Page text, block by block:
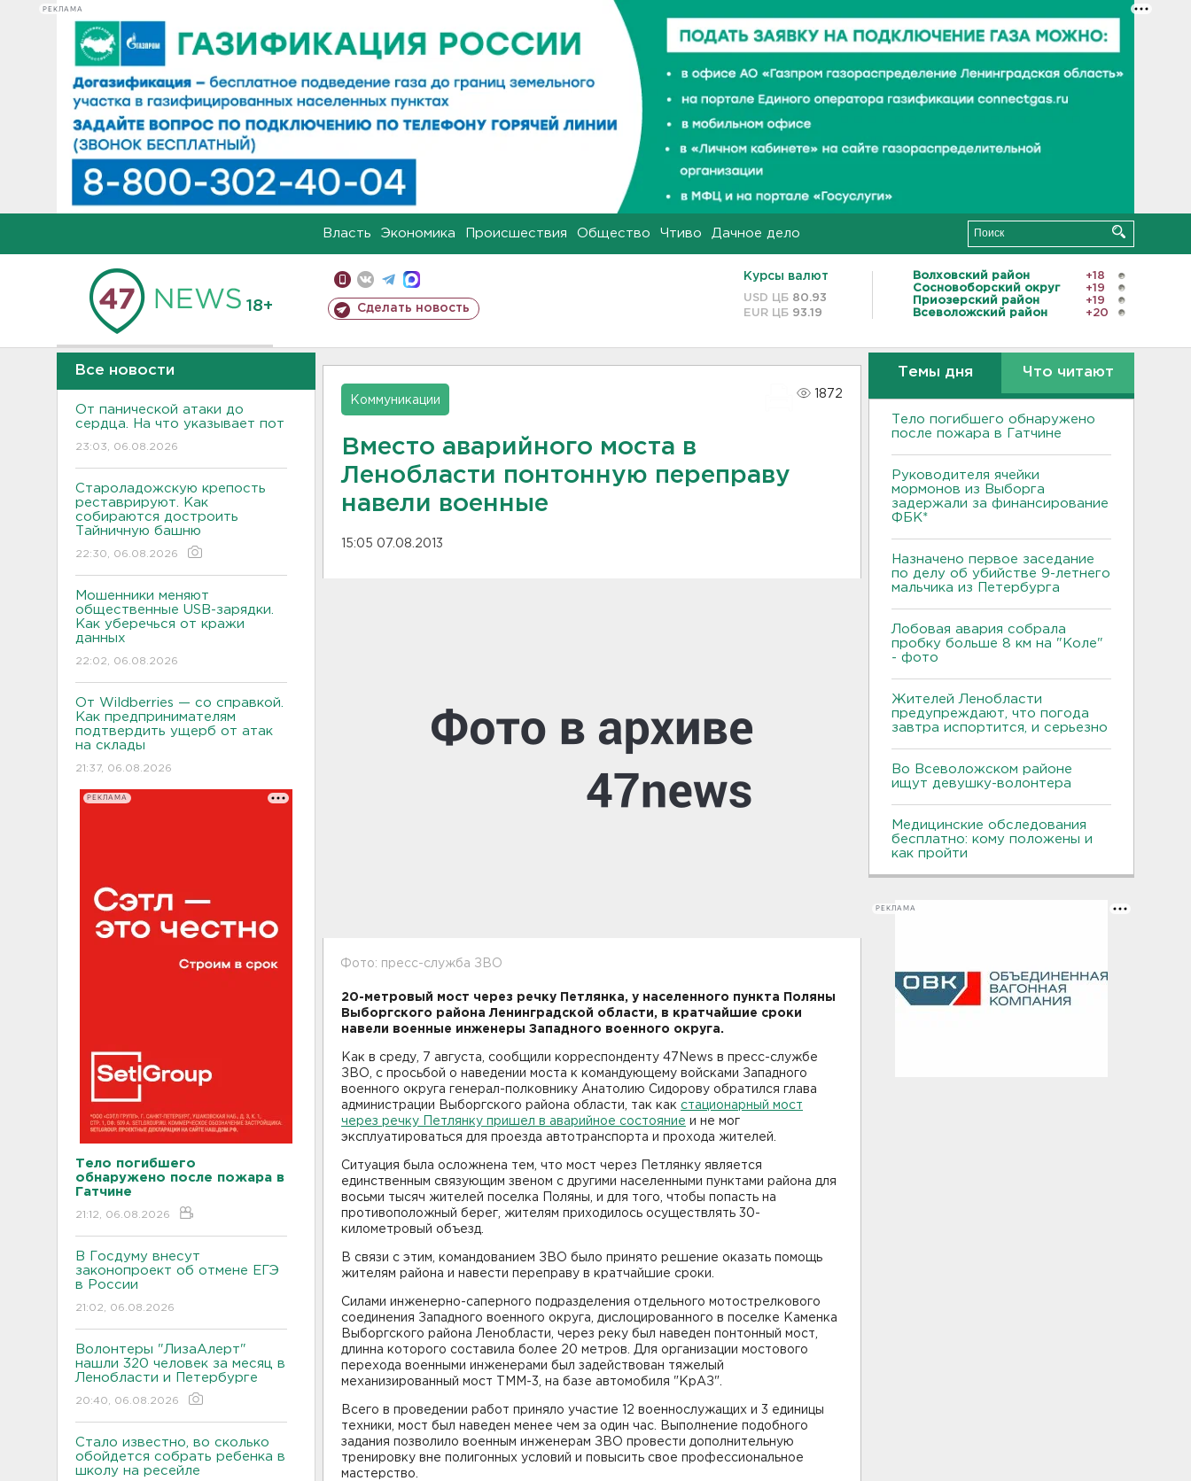
РЕКЛАМА
Власть Экономика Происшествия Общество Чтиво Дачное дело
18+ Сделать новость
Курсы валют
USD ЦБ 80.93
EUR ЦБ 93.19
Волховский район
+18
Сосновоборский округ
+19
Приозерский район
+19
Всеволожский район
+20
Все новости
От панической атаки до
сердца. На что указывает пот
23:03, 06.08.2026
Староладожскую крепость
реставрируют. Как
собираются достроить
Тайничную башню
22:30, 06.08.2026
Мошенники меняют
общественные USB-зарядки.
Как уберечься от кражи
данных
22:02, 06.08.2026
От Wildberries — со справкой.
Как предпринимателям
подтвердить ущерб от атак
на склады
21:37, 06.08.2026
РЕКЛАМА
Тело погибшего
обнаружено после пожара в
Гатчине
21:12, 06.08.2026
В Госдуму внесут
законопроект об отмене ЕГЭ
в России
21:02, 06.08.2026
Волонтеры "ЛизаАлерт"
нашли 320 человек за месяц в
Ленобласти и Петербурге
20:40, 06.08.2026
Стало известно, во сколько
обойдется собрать ребенка в
школу на ресейле
Коммуникации
1872
Вместо аварийного моста в
Ленобласти понтонную переправу
навели военные
15:05 07.08.2013
Фото: пресс-служба ЗВО
20-метровый мост через речку Петлянка, у населенного пункта Поляны
Выборгского района Ленинградской области, в кратчайшие сроки
навели военные инженеры Западного военного округа.
Как в среду, 7 августа, сообщили корреспонденту 47News в пресс-службе
ЗВО, с просьбой о наведении моста к командующему войсками Западного
военного округа генерал-полковнику Анатолию Сидорову обратился глава
администрации Выборгского района области, так как стационарный мост
через речку Петлянку пришел в аварийное состояние и не мог
эксплуатироваться для проезда автотранспорта и прохода жителей.
Ситуация была осложнена тем, что мост через Петлянку является
единственным связующим звеном с другими населенными пунктами района для
восьми тысяч жителей поселка Поляны, и для того, чтобы попасть на
противоположный берег, жителям приходилось осуществлять 30-
километровый объезд.
В связи с этим, командованием ЗВО было принято решение оказать помощь
жителям района и навести переправу в кратчайшие сроки.
Силами инженерно-саперного подразделения отдельного мотострелкового
соединения Западного военного округа, дислоцированного в поселке Каменка
Выборгского района Ленобласти, через реку был наведен понтонный мост,
длинна которого составила более 20 метров. Для организации мостового
перехода военными инженерами был задействован тяжелый
механизированный мост ТММ-3, на базе автомобиля "КрАЗ".
Всего в проведении работ приняло участие 12 военнослужащих и 3 единицы
техники, мост был наведен менее чем за один час. Выполнение подобного
задания позволило военным инженерам ЗВО провести дополнительную
тренировку вне полигонных условий и повысить свое профессиональное
мастерство.
Темы дня Что читают
Тело погибшего обнаружено
после пожара в Гатчине
Руководителя ячейки
мормонов из Выборга
задержали за финансирование
ФБК*
Назначено первое заседание
по делу об убийстве 9-летнего
мальчика из Петербурга
Лобовая авария собрала
пробку больше 8 км на "Коле"
- фото
Жителей Ленобласти
предупреждают, что погода
завтра испортится, и серьезно
Во Всеволожском районе
ищут девушку-волонтера
Медицинские обследования
бесплатно: кому положены и
как пройти
РЕКЛАМА